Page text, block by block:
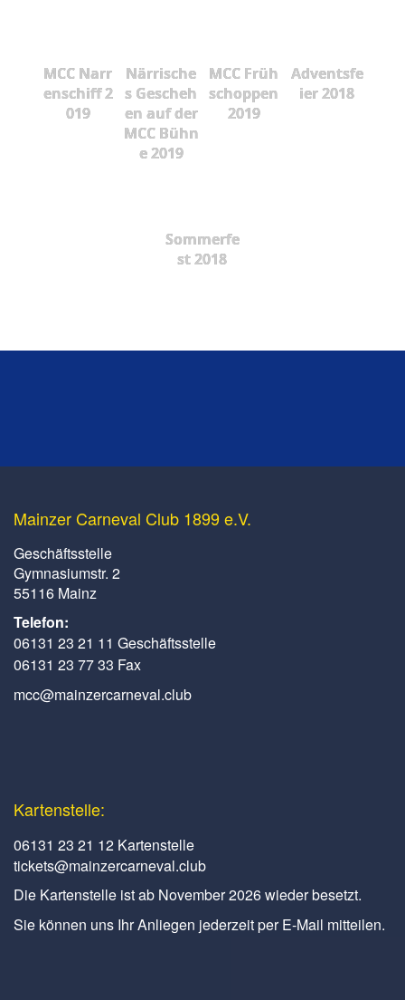
MCC Narr
enschiff 2
019
Närrische
s Gescheh
en auf der
MCC Bühn
e 2019
MCC Früh
schoppen
2019
Adventsfe
ier 2018
Sommerfe
st 2018
Mainzer Carneval Club 1899 e.V.
Geschäftsstelle
Gymnasiumstr. 2
55116 Mainz
Telefon:
06131 23 21 11 Geschäftsstelle
06131 23 77 33 Fax
mcc@mainzercarneval.club
Kartenstelle:
06131 23 21 12 Kartenstelle
tickets@mainzercarneval.club
Die Kartenstelle ist ab November 2026 wieder besetzt.
Sie können uns Ihr Anliegen jederzeit per E-Mail mitteilen.